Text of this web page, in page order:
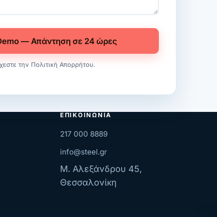
— Απάντηση σε 24 ώρες
την Πολιτική Απορρήτου.
ΕΠΙΚΟΙΝΩΝΊΑ
217 000 8889
info@steel.gr
Μ. Αλεξάνδρου 45,
Θεσσαλονίκη